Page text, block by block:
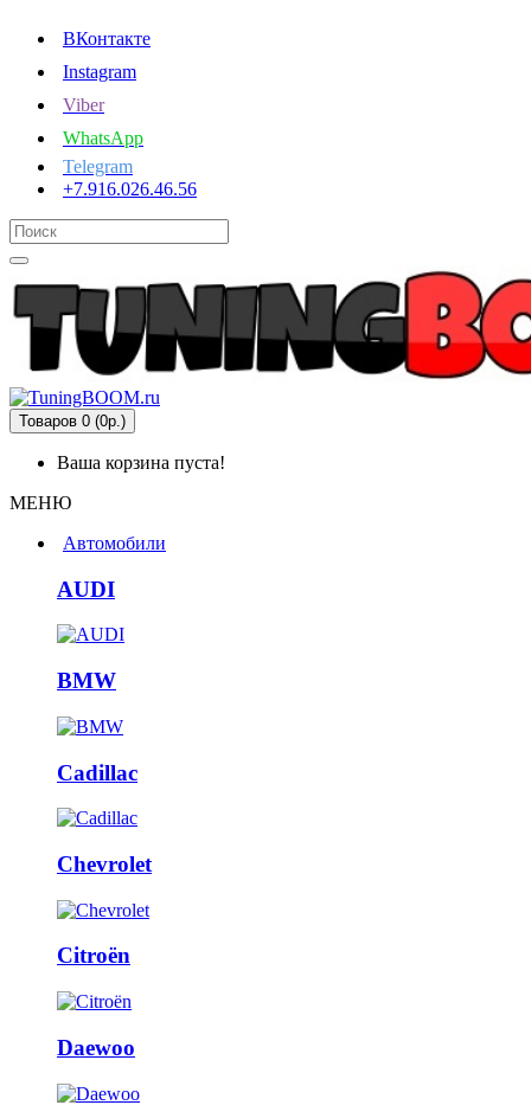
ВКонтакте
Instagram
Viber
WhatsApp
Telegram
+7.916.026.46.56
Товаров 0 (0р.)
Ваша корзина пуста!
МЕНЮ
Автомобили
AUDI
BMW
Cadillac
Chevrolet
Citroën
Daewoo